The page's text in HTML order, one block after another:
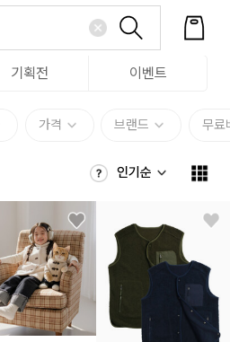
기획전 이벤트
가격 브랜드 무료
인기순